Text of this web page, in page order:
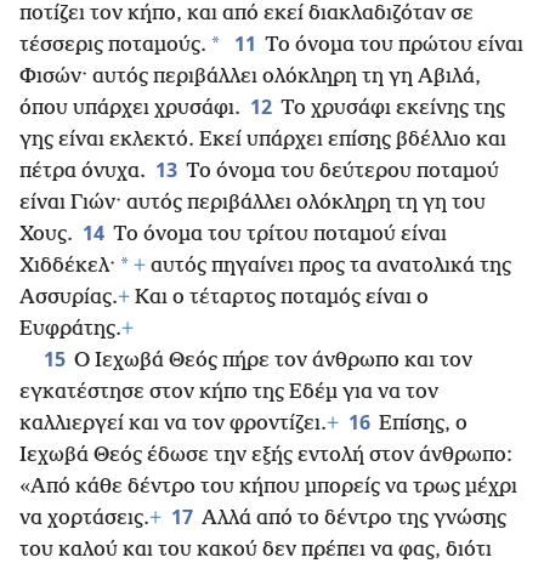
ποτίζει τον κήπο, και από εκεί διακλαδιζόταν σε
τέσσερις ποταμούς. * 11 Το όνομα του πρώτου είναι
Φισών· αυτός περιβάλλει ολόκληρη τη γη Αβιλά,
όπου υπάρχει χρυσάφι. 12 Το χρυσάφι εκείνης της
γης είναι εκλεκτό. Εκεί υπάρχει επίσης βδέλλιο και
πέτρα όνυχα. 13 Το όνομα του δεύτερου ποταμού
είναι Γιών· αυτός περιβάλλει ολόκληρη τη γη του
Χους. 14 Το όνομα του τρίτου ποταμού είναι
Χιδδέκελ· * + αυτός πηγαίνει προς τα ανατολικά της
Ασσυρίας.+ Και ο τέταρτος ποταμός είναι ο
Ευφράτης.+
15 Ο Ιεχωβά Θεός πήρε τον άνθρωπο και τον
εγκατέστησε στον κήπο της Εδέμ για να τον
καλλιεργεί και να τον φροντίζει.+ 16 Επίσης, ο
Ιεχωβά Θεός έδωσε την εξής εντολή στον άνθρωπο:
«Από κάθε δέντρο του κήπου μπορείς να τρως μέχρι
να χορτάσεις.+ 17 Αλλά από το δέντρο της γνώσης
του καλού και του κακού δεν πρέπει να φας, διότι